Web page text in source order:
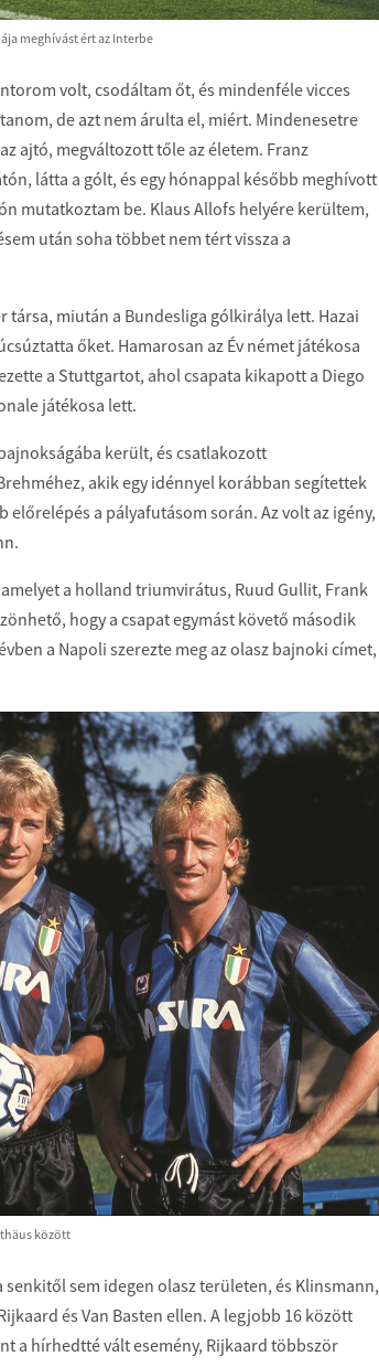
meghívást ért az Interbe
volt, csodáltam őt, és mindenféle vicces
de azt nem árulta el, miért. Mindenesetre
ajtó, megváltozott tőle az életem. Franz
látta a gólt, és egy hónappal később meghívott
mutatkoztam be. Klaus Allofs helyére kerültem,
után soha többet nem tért vissza a
társa, miután a Bundesliga gólkirálya lett. Hazai
őket. Hamarosan az Év német játékosa
a Stuttgartot, ahol csapata kikapott a Diego
játékosa lett.
került, és csatlakozott
akik egy idénnyel korábban segítettek
a pályafutásom során. Az volt az igény,
a holland triumvirátus, Ruud Gullit, Frank
hogy a csapat egymást követő második
a Napoli szerezte meg az olasz bajnoki címet,
között
sem idegen olasz területen, és Klinsmann,
és Van Basten ellen. A legjobb 16 között
a hírhedtté vált esemény, Rijkaard többször